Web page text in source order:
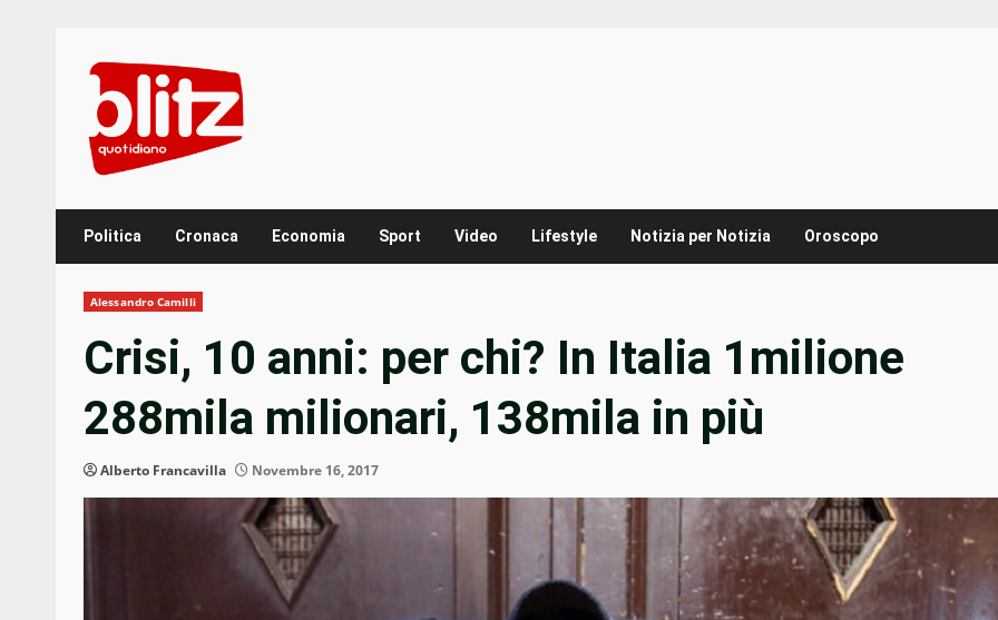
content
Politica Cronaca Economia Sport Video Lifestyle Notizia per Notizia Oroscopo
Alessandro Camilli
Crisi, 10 anni: per chi? In Italia 1milione
288mila milionari, 138mila in più
Alberto Francavilla Novembre 16, 2017